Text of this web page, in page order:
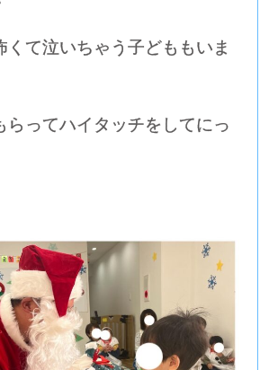
くて泣いちゃう子どももいま
らってハイタッチをしてにっ